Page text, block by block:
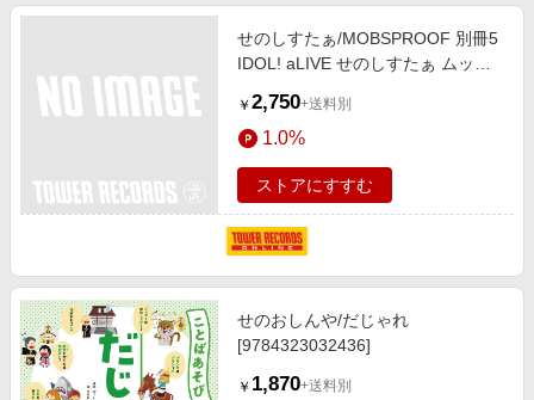
せのしすたぁ/MOBSPROOF 別冊5
IDOL! aLIVE せのしすたぁ ムック
セット ［7inch+BOOK］＜限定盤
＞[MPSP-005]
￥ 2,750+送料別
1.0%
ストアにすすむ
せのおしんや/だじゃれ
[9784323032436]
￥ 1,870+送料別